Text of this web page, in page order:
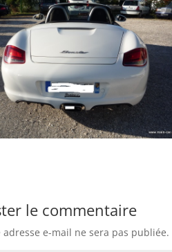
le commentaire
adresse e-mail ne sera pas publiée.